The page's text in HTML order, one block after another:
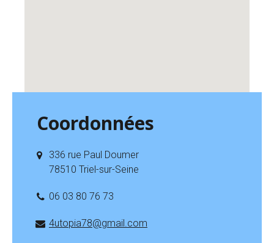
Coordonnées
336 rue Paul Doumer
78510 Triel-sur-Seine
06 03 80 76 73
4utopia78@gmail.com